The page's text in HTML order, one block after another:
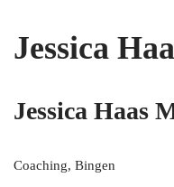
Jessica
Jessica Haas
Coaching, Bingen